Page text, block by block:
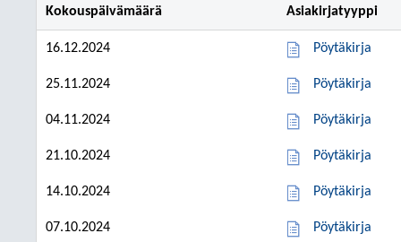
Kokouspäivämäärä Asiakirjatyyppi
16.12.2024 Pöytäkirja
25.11.2024 Pöytäkirja
04.11.2024 Pöytäkirja
21.10.2024 Pöytäkirja
14.10.2024 Pöytäkirja
07.10.2024 Pöytäkirja